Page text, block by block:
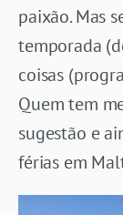
paixão. Mas
temporada
coisas
Quem tem
sugestão e
férias em